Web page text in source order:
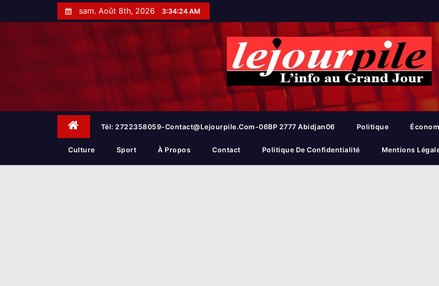
t
sam. Août 8th, 2026 3:34:25 AM
Tél: 2722358059-Contact@lejourpile.com-06BP 2777 Abidjan06 Politique
Culture Sport À Propos Contact Politique De Confidentialité Mentions